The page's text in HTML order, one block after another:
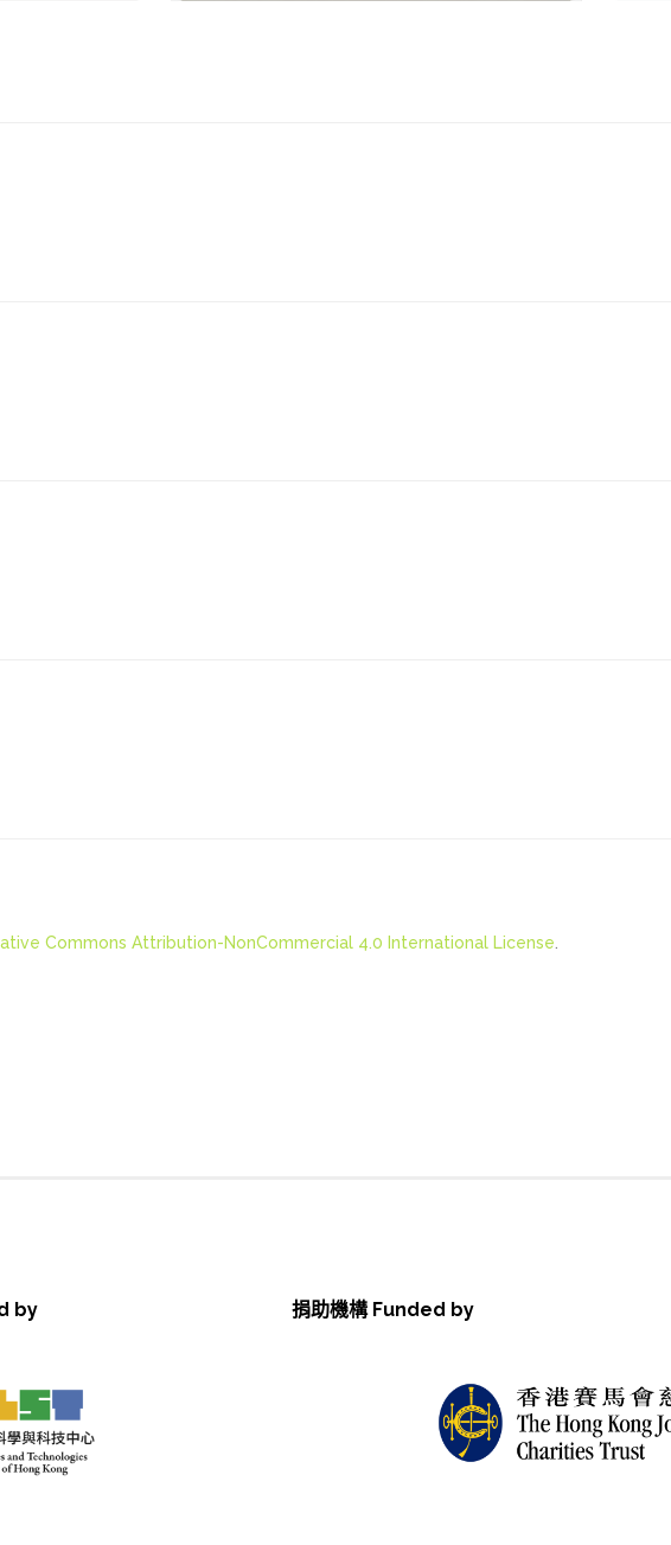
Commons Attribution-NonCommercial 4.0 International License
by 捐助機構 Funded by